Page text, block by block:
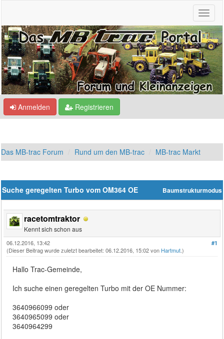
Anmelden Registrieren
Das MB-trac Forum Rund um den MB-trac MB-trac Markt
Baumstrukturmodus
Suche geregelten Turbo vom OM364 OE
racetomtraktor
Kennt sich schon aus
#1
06.12.2016, 13:42
(Dieser Beitrag wurde zuletzt bearbeitet: 06.12.2016, 15:02 von Hartmut.)
Hallo Trac-Gemeinde,
Ich suche einen geregelten Turbo mit der OE Nummer:
3640966099 oder
3640965099 oder
3640964299